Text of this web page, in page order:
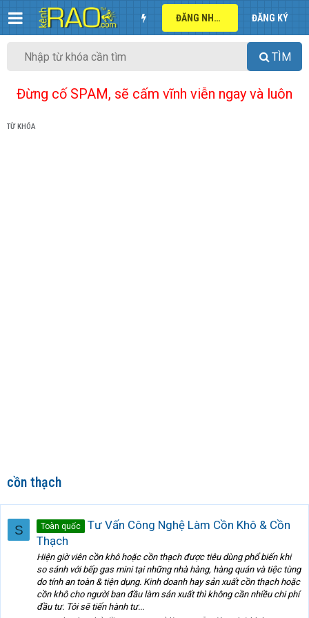
ĐĂNG NHẬP ĐĂNG KÝ
TÌM
Đừng cố SPAM, sẽ cấm vĩnh viễn ngay và luôn
TỪ KHÓA
cồn thạch
S Toàn quốc
Tư Vấn Công Nghệ Làm Cồn Khô & Cồn
Thạch
Hiện giờ viên cồn khô hoặc cồn thạch được tiêu dùng phổ biến khi
so sánh với bếp gas mini tại những nhà hàng, hàng quán và tiệc tùng
do tính an toàn & tiện dụng. Kinh doanh hay sản xuất cồn thạch hoặc
cồn khô cho người ban đầu làm sản xuất thì không cần nhiều chi phí
đầu tư. Tôi sẽ tiến hành tư...